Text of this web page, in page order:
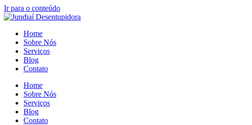
Ir para o conteúdo
Home
Sobre Nós
Serviços
Blog
Contato
Home
Sobre Nós
Serviços
Blog
Contato